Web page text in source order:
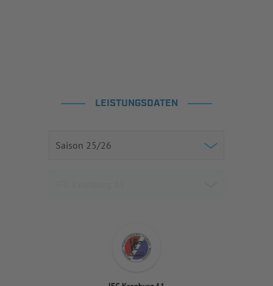
LEISTUNGSDATEN